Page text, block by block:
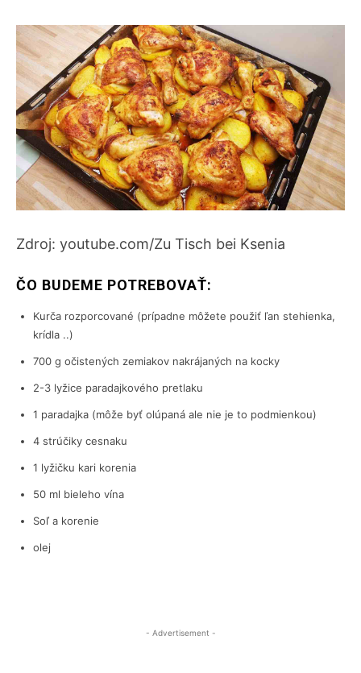
Zdroj: youtube.com/Zu Tisch bei Ksenia
ČO BUDEME POTREBOVAŤ:
Kurča rozporcované (prípadne môžete použiť ľan stehienka,
krídla ..)
700 g očistených zemiakov nakrájaných na kocky
2-3 lyžice paradajkového pretlaku
1 paradajka (môže byť olúpaná ale nie je to podmienkou)
4 strúčiky cesnaku
1 lyžičku kari korenia
50 ml bieleho vína
Soľ a korenie
olej
- Advertisement -